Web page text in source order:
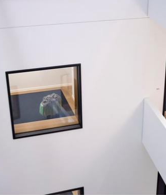
dem Banking